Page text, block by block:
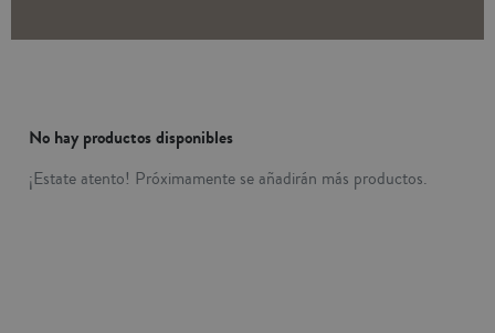
No hay productos disponibles
¡Estate atento! Próximamente se añadirán más productos.